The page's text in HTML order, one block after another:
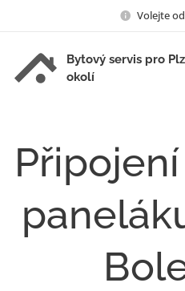
Volejte
Bytový servis pro
okolí